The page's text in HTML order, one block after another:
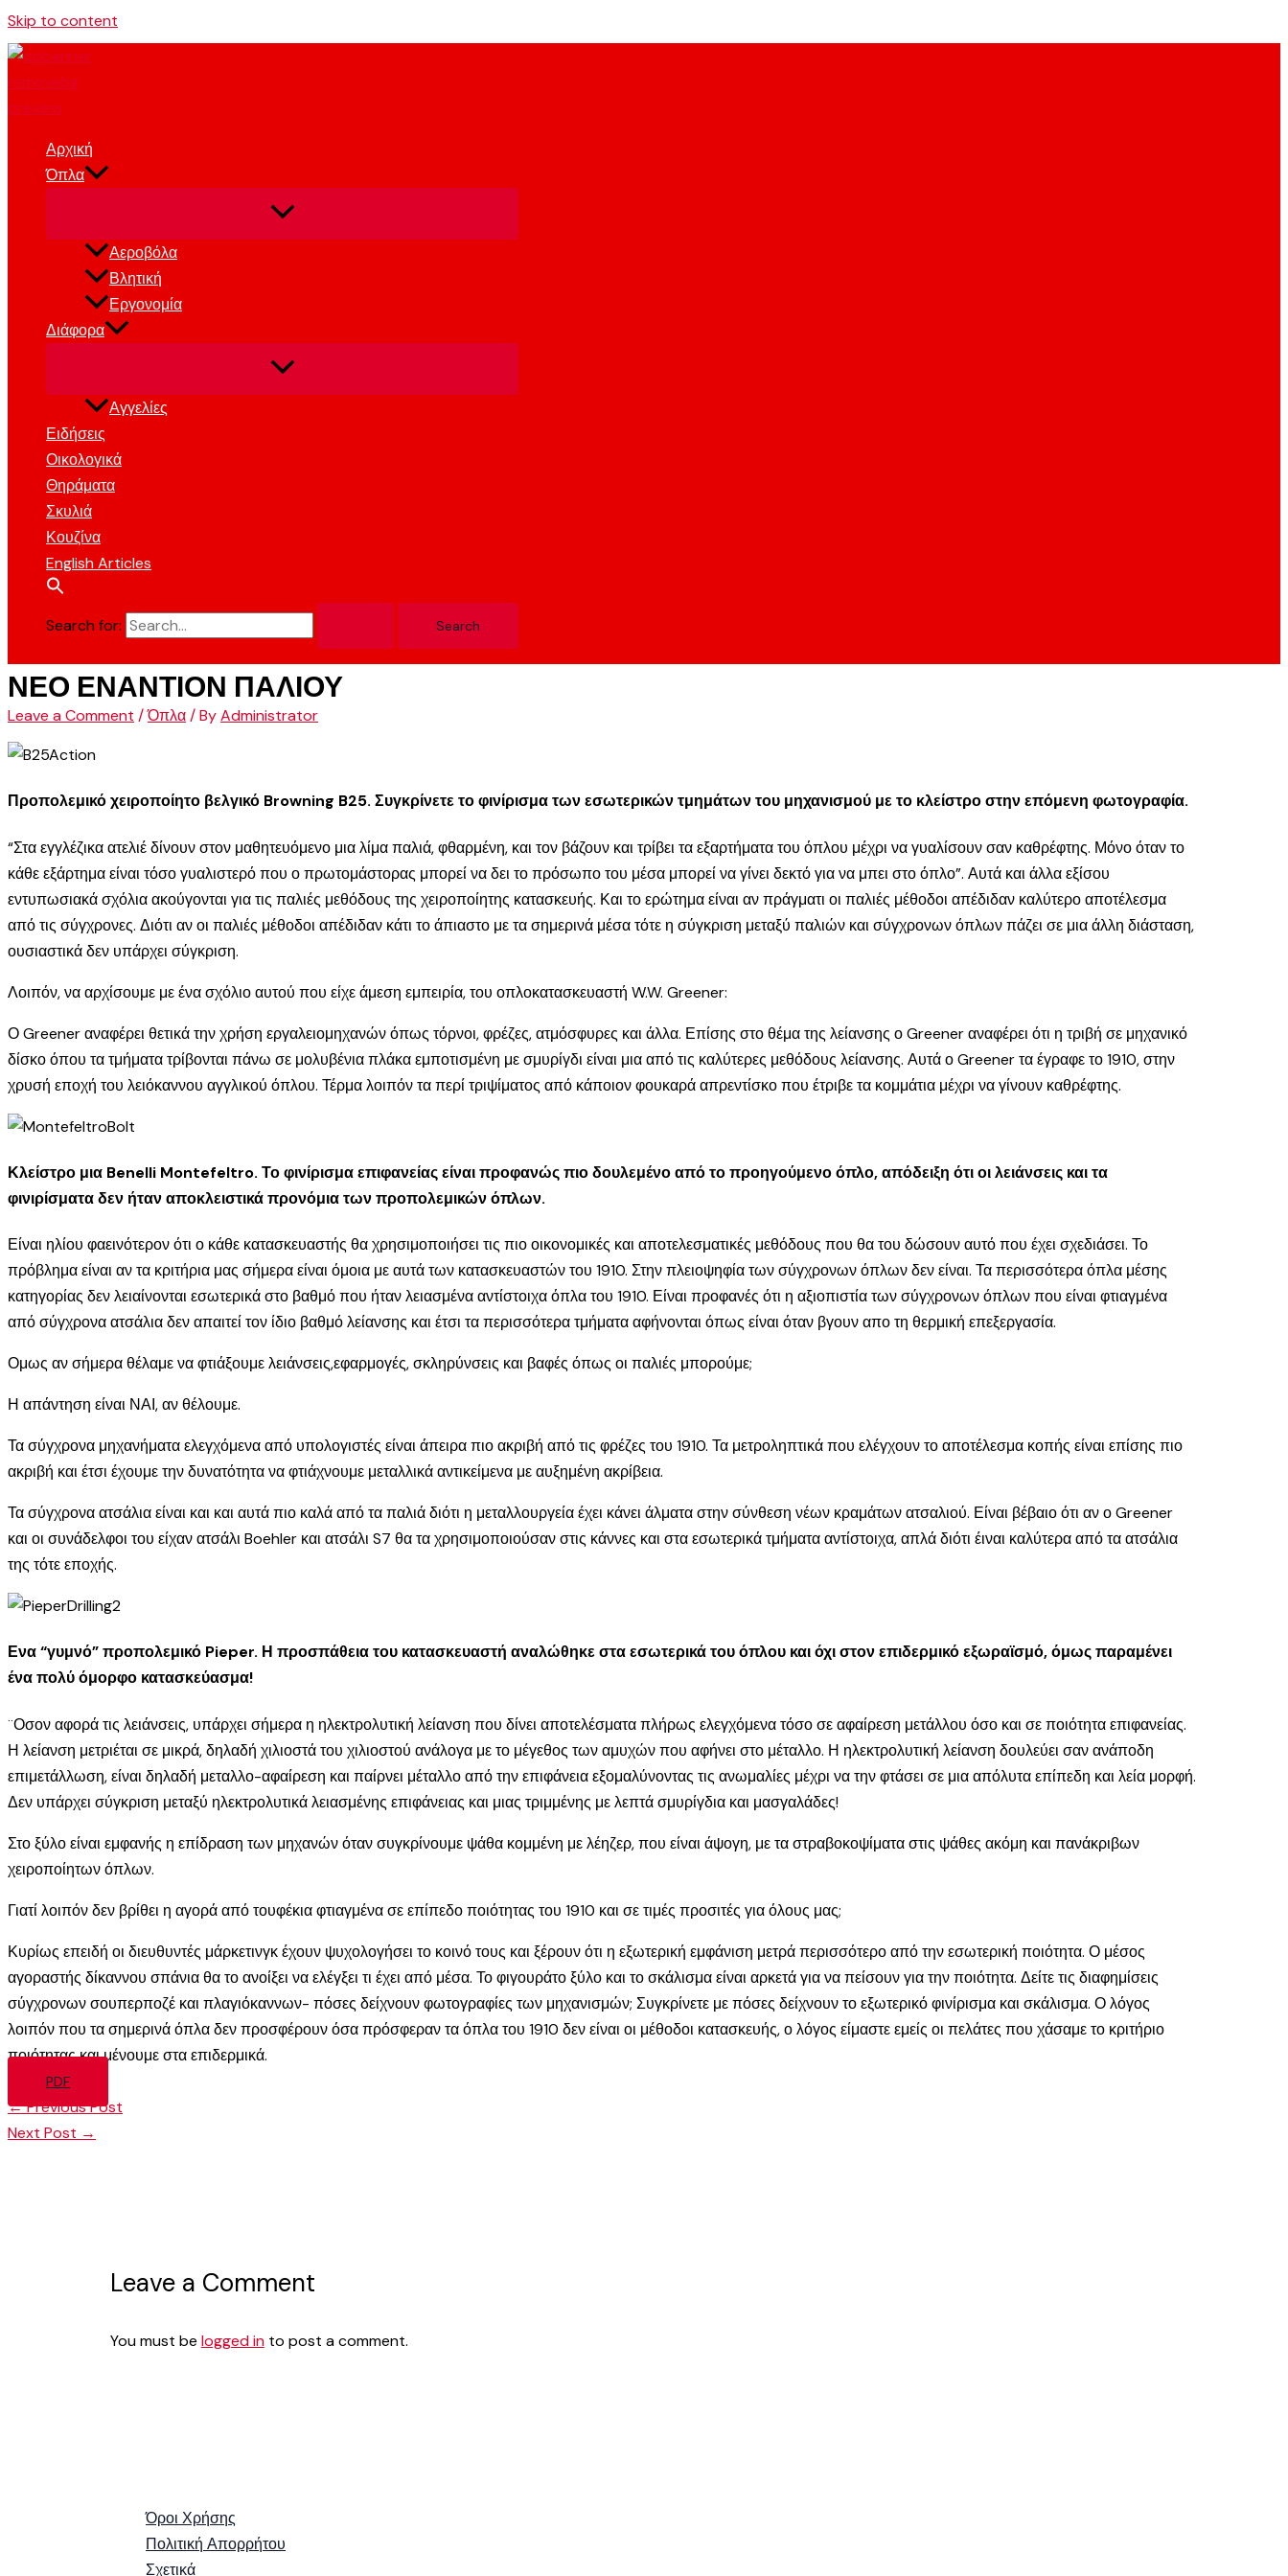
Skip to content
Αρχική
Όπλα
Αεροβόλα
Βλητική
Εργονομία
Διάφορα
Αγγελίες
Ειδήσεις
Οικολογικά
Θηράματα
Σκυλιά
Κουζίνα
English Articles
Search for:
ΝΕΟ ΕΝΑΝΤΙΟΝ ΠΑΛΙΟΥ
Leave a Comment /Όπλα/ ByAdministrator
Προπολεμικό χειροποίητο βελγικό Browning B25. Συγκρίνετε το φινίρισμα των εσωτερικών τμημάτων του μηχανισμού με το κλείστρο στην επόμενη φωτογραφία.
“Στα εγγλέζικα ατελιέ δίνουν στον μαθητευόμενο μια λίμα παλιά, φθαρμένη, και τον βάζουν και τρίβει τα εξαρτήματα του όπλου μέχρι να γυαλίσουν σαν καθρέφτης. Μόνο όταν το
κάθε εξάρτημα είναι τόσο γυαλιστερό που ο πρωτομάστορας μπορεί να δει το πρόσωπο του μέσα μπορεί να γίνει δεκτό για να μπει στο όπλο”. Αυτά και άλλα εξίσου
εντυπωσιακά σχόλια ακούγονται για τις παλιές μεθόδους της χειροποίητης κατασκευής. Και το ερώτημα είναι αν πράγματι οι παλιές μέθοδοι απέδιδαν καλύτερο αποτέλεσμα
από τις σύγχρονες. Διότι αν οι παλιές μέθοδοι απέδιδαν κάτι το άπιαστο με τα σημερινά μέσα τότε η σύγκριση μεταξύ παλιών και σύγχρονων όπλων πάζει σε μια άλλη διάσταση,
ουσιαστικά δεν υπάρχει σύγκριση.
Λοιπόν, να αρχίσουμε με ένα σχόλιο αυτού που είχε άμεση εμπειρία, του οπλοκατασκευαστή W.W. Greener:
Ο Greener αναφέρει θετικά την χρήση εργαλειομηχανών όπως τόρνοι, φρέζες, ατμόσφυρες και άλλα. Επίσης στο θέμα της λείανσης ο Greener αναφέρει ότι η τριβή σε μηχανικό
δίσκο όπου τα τμήματα τρίβονται πάνω σε μολυβένια πλάκα εμποτισμένη με σμυρίγδι είναι μια από τις καλύτερες μεθόδους λείανσης. Αυτά ο Greener τα έγραφε το 1910, στην
χρυσή εποχή του λειόκαννου αγγλικού όπλου. Τέρμα λοιπόν τα περί τριψίματος από κάποιον φουκαρά απρεντίσκο που έτριβε τα κομμάτια μέχρι να γίνουν καθρέφτης.
Κλείστρο μια Benelli Montefeltro. Το φινίρισμα επιφανείας είναι προφανώς πιο δουλεμένο από το προηγούμενο όπλο, απόδειξη ότι οι λειάνσεις και τα
φινιρίσματα δεν ήταν αποκλειστικά προνόμια των προπολεμικών όπλων.
Είναι ηλίου φαεινότερον ότι ο κάθε κατασκευαστής θα χρησιμοποιήσει τις πιο οικονομικές και αποτελεσματικές μεθόδους που θα του δώσουν αυτό που έχει σχεδιάσει. Το
πρόβλημα είναι αν τα κριτήρια μας σήμερα είναι όμοια με αυτά των κατασκευαστών του 1910. Στην πλειοψηφία των σύγχρονων όπλων δεν είναι. Τα περισσότερα όπλα μέσης
κατηγορίας δεν λειαίνονται εσωτερικά στο βαθμό που ήταν λειασμένα αντίστοιχα όπλα του 1910. Είναι προφανές ότι η αξιοπιστία των σύγχρονων όπλων που είναι φτιαγμένα
από σύγχρονα ατσάλια δεν απαιτεί τον ίδιο βαθμό λείανσης και έτσι τα περισσότερα τμήματα αφήνονται όπως είναι όταν βγουν απο τη θερμική επεξεργασία.
Ομως αν σήμερα θέλαμε να φτιάξουμε λειάνσεις,εφαρμογές, σκληρύνσεις και βαφές όπως οι παλιές μπορούμε;
Η απάντηση είναι ΝΑΙ, αν θέλουμε.
Τα σύγχρονα μηχανήματα ελεγχόμενα από υπολογιστές είναι άπειρα πιο ακριβή από τις φρέζες του 1910. Τα μετροληπτικά που ελέγχουν το αποτέλεσμα κοπής είναι επίσης πιο
ακριβή και έτσι έχουμε την δυνατότητα να φτιάχνουμε μεταλλικά αντικείμενα με αυξημένη ακρίβεια.
Τα σύγχρονα ατσάλια είναι και και αυτά πιο καλά από τα παλιά διότι η μεταλλουργεία έχει κάνει άλματα στην σύνθεση νέων κραμάτων ατσαλιού. Είναι βέβαιο ότι αν ο Greener
και οι συνάδελφοι του είχαν ατσάλι Boehler και ατσάλι S7 θα τα χρησιμοποιούσαν στις κάννες και στα εσωτερικά τμήματα αντίστοιχα, απλά διότι έιναι καλύτερα από τα ατσάλια
της τότε εποχής.
Ενα “γυμνό” προπολεμικό Pieper. Η προσπάθεια του κατασκευαστή αναλώθηκε στα εσωτερικά του όπλου και όχι στον επιδερμικό εξωραϊσμό, όμως παραμένει
ένα πολύ όμορφο κατασκεύασμα!
¨Οσον αφορά τις λειάνσεις, υπάρχει σήμερα η ηλεκτρολυτική λείανση που δίνει αποτελέσματα πλήρως ελεγχόμενα τόσο σε αφαίρεση μετάλλου όσο και σε ποιότητα επιφανείας.
Η λείανση μετριέται σε μικρά, δηλαδή χιλιοστά του χιλιοστού ανάλογα με το μέγεθος των αμυχών που αφήνει στο μέταλλο. Η ηλεκτρολυτική λείανση δουλεύει σαν ανάποδη
επιμετάλλωση, είναι δηλαδή μεταλλο-αφαίρεση και παίρνει μέταλλο από την επιφάνεια εξομαλύνοντας τις ανωμαλίες μέχρι να την φτάσει σε μια απόλυτα επίπεδη και λεία μορφή.
Δεν υπάρχει σύγκριση μεταξύ ηλεκτρολυτικά λειασμένης επιφάνειας και μιας τριμμένης με λεπτά σμυρίγδια και μασγαλάδες!
Στο ξύλο είναι εμφανής η επίδραση των μηχανών όταν συγκρίνουμε ψάθα κομμένη με λέηζερ, που είναι άψογη, με τα στραβοκοψίματα στις ψάθες ακόμη και πανάκριβων
χειροποίητων όπλων.
Γιατί λοιπόν δεν βρίθει η αγορά από τουφέκια φτιαγμένα σε επίπεδο ποιότητας του 1910 και σε τιμές προσιτές για όλους μας;
Κυρίως επειδή οι διευθυντές μάρκετινγκ έχουν ψυχολογήσει το κοινό τους και ξέρουν ότι η εξωτερική εμφάνιση μετρά περισσότερο από την εσωτερική ποιότητα. Ο μέσος
αγοραστής δίκαννου σπάνια θα το ανοίξει να ελέγξει τι έχει από μέσα. Το φιγουράτο ξύλο και το σκάλισμα είναι αρκετά για να πείσουν για την ποιότητα. Δείτε τις διαφημίσεις
σύγχρονων σουπερποζέ και πλαγιόκαννων- πόσες δείχνουν φωτογραφίες των μηχανισμών; Συγκρίνετε με πόσες δείχνουν το εξωτερικό φινίρισμα και σκάλισμα. Ο λόγος
λοιπόν που τα σημερινά όπλα δεν προσφέρουν όσα πρόσφεραν τα όπλα του 1910 δεν είναι οι μέθοδοι κατασκευής, ο λόγος είμαστε εμείς οι πελάτες που χάσαμε το κριτήριο
ποιότητας και μένουμε στα επιδερμικά.
PDF
←Previous Post
Next Post →
Leave a Comment
You must be logged into post a comment.
Όροι Χρήσης
Πολιτική Απορρήτου
Σχετικά